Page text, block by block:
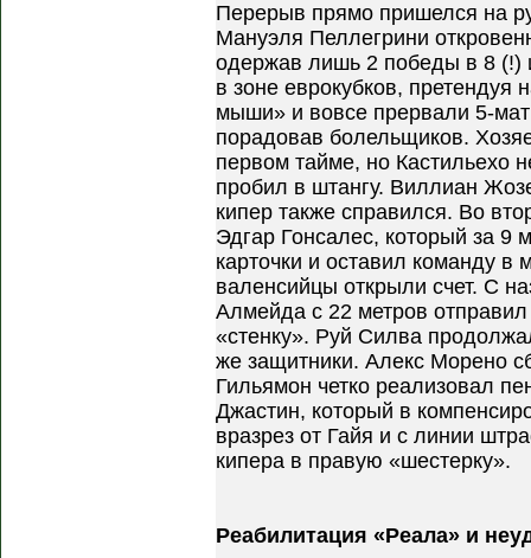
Перерыв прямо пришелся на
Мануэля Пеллегрини
одержав лишь 2 победы в 8 (!)
в зоне еврокубков, претендуя
мыши» и вовсе прервали 5-
порадовав болельщиков.
первом тайме, но Кастильехо
пробил в штангу. Виллиан
кипер также справился. Во
Эдгар Гонсалес, который за 9
карточки и оставил команду в
валенсийцы открыли счет. С
Алмейда с 22 метров
«стенку». Руй Силва
же защитники. Алекс Морено
Гильямон четко реализовал
Джастин, который в
вразрез от Гайя и с линии
кипера в правую «шестерку».
Реабилитация «Реала» и